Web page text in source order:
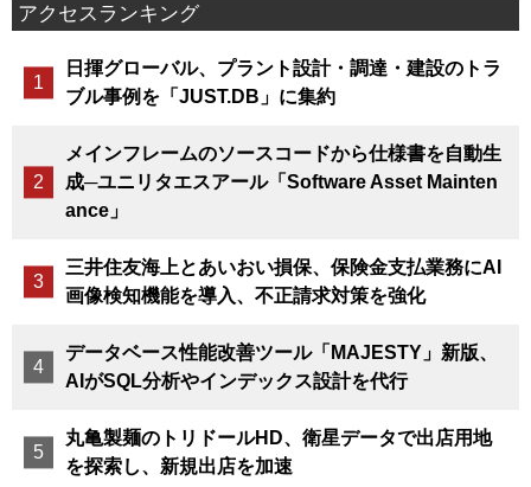
アクセスランキング
日揮グローバル、プラント設計・調達・建設のトラ
ブル事例を「JUST.DB」に集約
メインフレームのソースコードから仕様書を自動生
成─ユニリタエスアール「Software Asset Mainten
ance」
三井住友海上とあいおい損保、保険金支払業務にAI
画像検知機能を導入、不正請求対策を強化
データベース性能改善ツール「MAJESTY」新版、
AIがSQL分析やインデックス設計を代行
丸亀製麺のトリドールHD、衛星データで出店用地
を探索し、新規出店を加速